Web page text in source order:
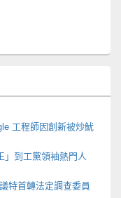
工程師因創新被炒魷
」到工黨領袖熱門人
特首轉法定調查委員